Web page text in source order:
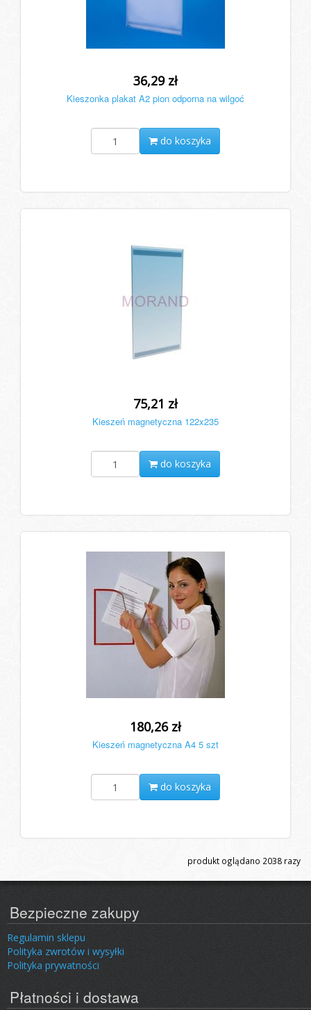
36,29 zł
Kieszonka plakat A2 pion odporna na wilgoć
do koszyka
75,21 zł
Kieszeń magnetyczna 122x235
do koszyka
180,26 zł
Kieszeń magnetyczna A4 5 szt
do koszyka
produkt oglądano 2038 razy
Bezpieczne zakupy
Regulamin sklepu
Polityka zwrotów i wysyłki
Polityka prywatności
Płatności i dostawa